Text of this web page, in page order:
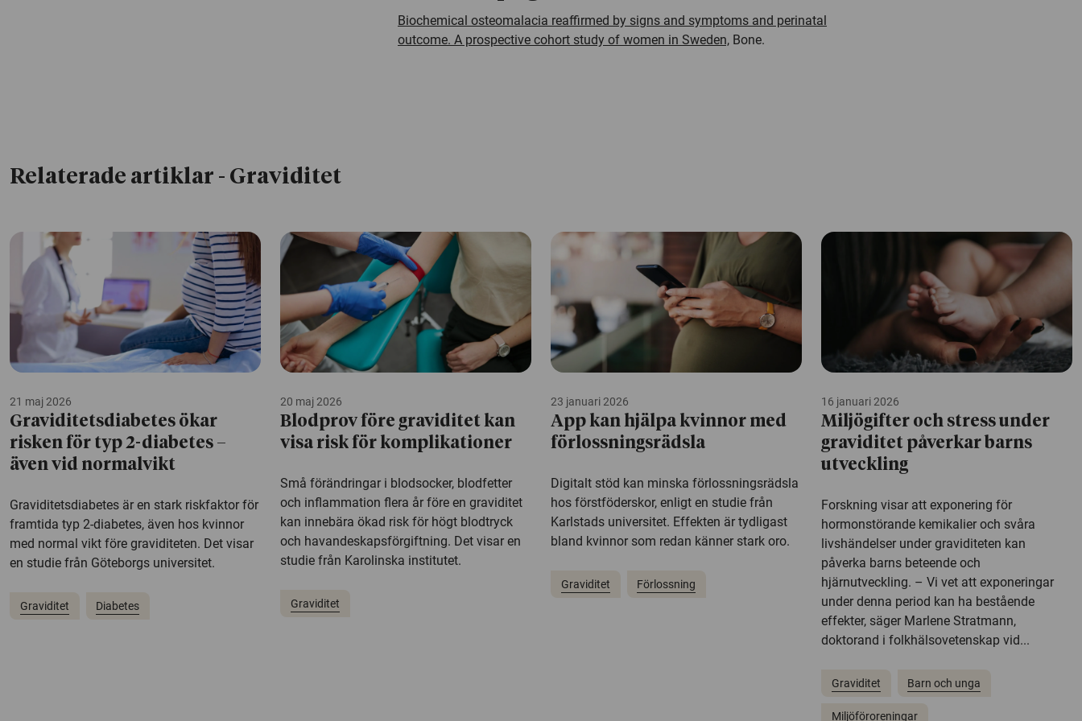
Biochemical osteomalacia reaffirmed by signs and symptoms and perinatal
outcome. A prospective cohort study of women in Sweden, Bone.
Relaterade artiklar - Graviditet
21 maj 2026
Graviditetsdiabetes ökar
risken för typ 2-diabetes –
även vid normalvikt
Graviditetsdiabetes är en stark riskfaktor för
framtida typ 2-diabetes, även hos kvinnor
med normal vikt före graviditeten. Det visar
en studie från Göteborgs universitet.
Graviditet Diabetes
20 maj 2026
Blodprov före graviditet kan
visa risk för komplikationer
Små förändringar i blodsocker, blodfetter
och inflammation flera år före en graviditet
kan innebära ökad risk för högt blodtryck
och havandeskapsförgiftning. Det visar en
studie från Karolinska institutet.
Graviditet
23 januari 2026
App kan hjälpa kvinnor med
förlossningsrädsla
Digitalt stöd kan minska förlossningsrädsla
hos förstföderskor, enligt en studie från
Karlstads universitet. Effekten är tydligast
bland kvinnor som redan känner stark oro.
Graviditet Förlossning
16 januari 2026
Miljögifter och stress under
graviditet påverkar barns
utveckling
Forskning visar att exponering för
hormonstörande kemikalier och svåra
livshändelser under graviditeten kan
påverka barns beteende och
hjärnutveckling. – Vi vet att exponeringar
under denna period kan ha bestående
effekter, säger Marlene Stratmann,
doktorand i folkhälsovetenskap vid...
Graviditet Barn och unga
Miljöföroreningar